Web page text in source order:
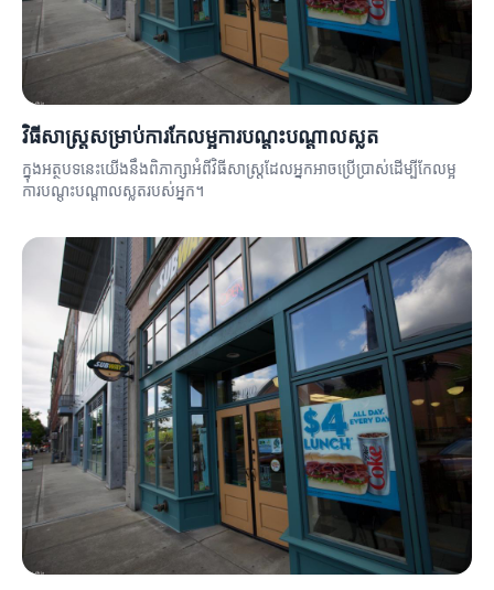
វិធីសាស្ត្រសម្រាប់ការកែលម្អការបណ្តុះបណ្តាលស្លត
ក្នុងអត្ថបទនេះយើងនឹងពិភាក្សាអំពីវិធីសាស្ត្រដែលអ្នកអាចប្រើប្រាស់ដើម្បីកែលម្អ
ការបណ្តុះបណ្តាលស្លតរបស់អ្នក។